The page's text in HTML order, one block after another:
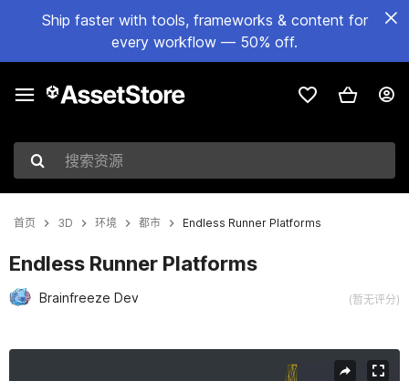
Ship faster with tools, frameworks & content for
every workflow — 50% off.
搜索资源
首页 3D 环境 都市 Endless Runner Platforms
Endless Runner Platforms
Brainfreeze Dev (暂无评分)